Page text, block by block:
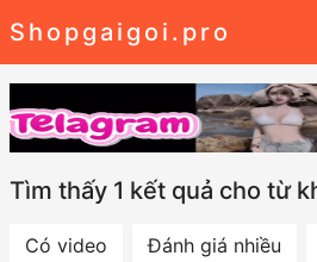
Shopgaigoi.pro
Tìm thấy 1 kết quả cho từ
Có video Đánh giá nhiều